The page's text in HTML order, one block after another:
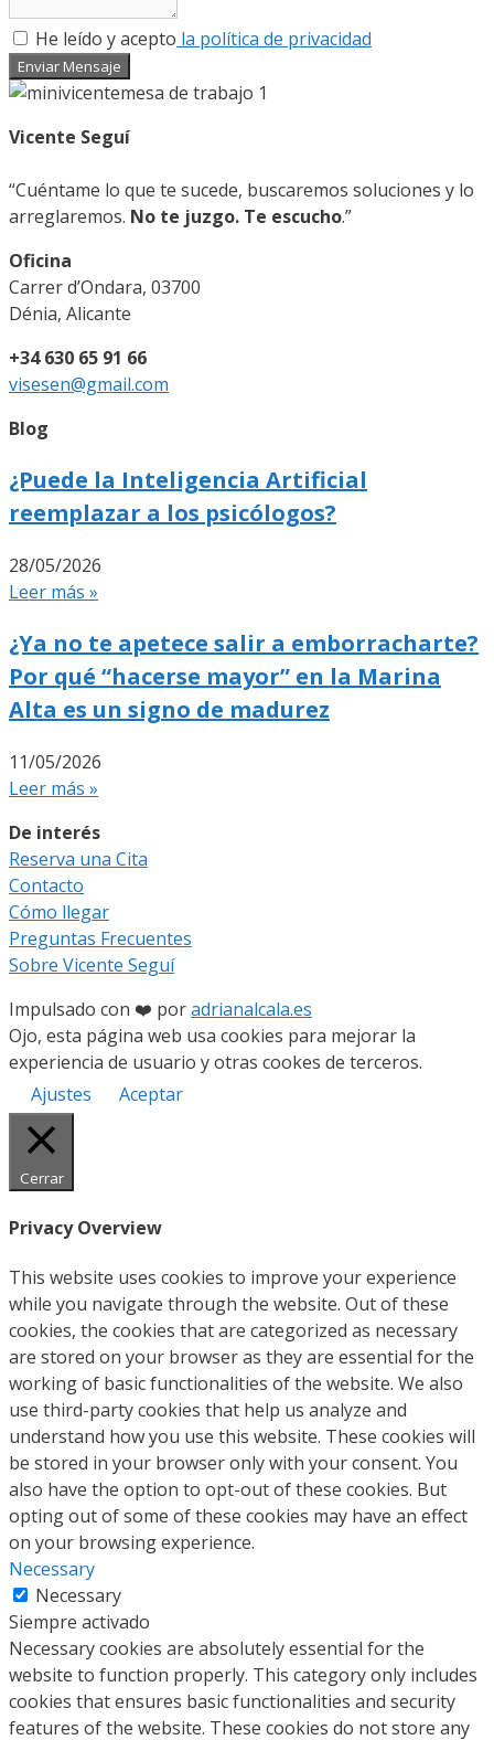
He leído y acepto la política de privacidad
Enviar Mensaje
Vicente Seguí
“Cuéntame lo que te sucede, buscaremos soluciones y lo
arreglaremos. No te juzgo. Te escucho.”
Oficina
Carrer d’Ondara, 03700
Dénia, Alicante
+34 630 65 91 66
visesen@gmail.com
Blog
¿Puede la Inteligencia Artificial
reemplazar a los psicólogos?
28/05/2026
Leer más »
¿Ya no te apetece salir a emborracharte?
Por qué “hacerse mayor” en la Marina
Alta es un signo de madurez
11/05/2026
Leer más »
De interés
Reserva una Cita
Contacto
Cómo llegar
Preguntas Frecuentes
Sobre Vicente Seguí
Impulsado con ❤️ poradrianalcala.es
Ojo, esta página web usa cookies para mejorar la
experiencia de usuario y otras cookes de terceros.
Ajustes
Aceptar
Cerrar
Privacy Overview
This website uses cookies to improve your experience
while you navigate through the website. Out of these
cookies, the cookies that are categorized as necessary
are stored on your browser as they are essential for the
working of basic functionalities of the website. We also
use third-party cookies that help us analyze and
understand how you use this website. These cookies will
be stored in your browser only with your consent. You
also have the option to opt-out of these cookies. But
opting out of some of these cookies may have an effect
on your browsing experience.
Necessary
Necessary
Siempre activado
Necessary cookies are absolutely essential for the
website to function properly. This category only includes
cookies that ensures basic functionalities and security
features of the website. These cookies do not store any